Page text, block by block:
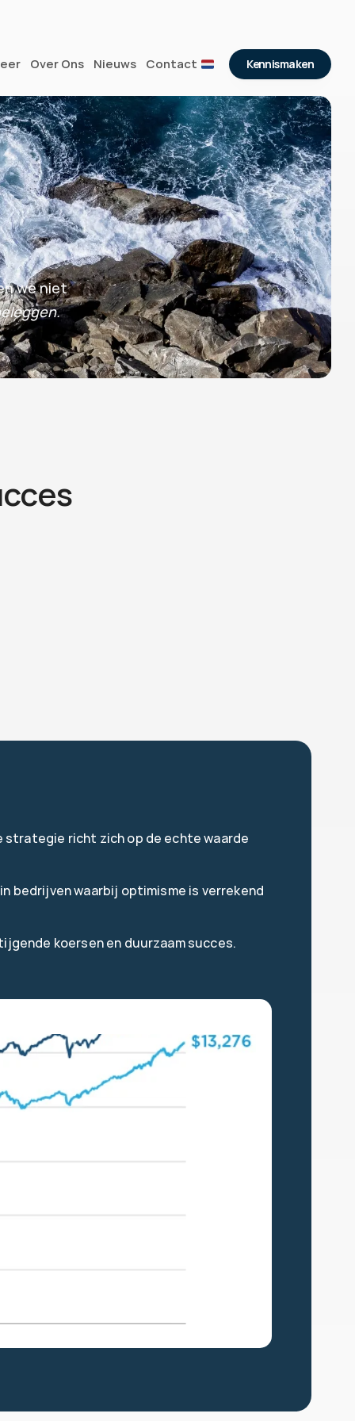
Over Ons Nieuws Contact Kennismaken
we niet
richt zich op de echte waarde
bedrijven waarbij optimisme is verrekend
koersen en duurzaam succes.